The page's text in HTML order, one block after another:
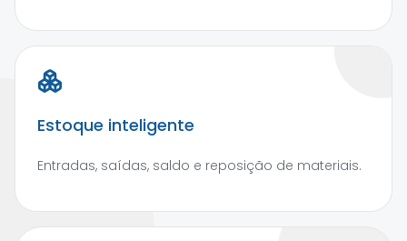
Estoque inteligente
Entradas, saídas, saldo e reposição de materiais.